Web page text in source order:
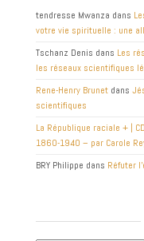
tendresse Mwanza dans
votre vie spirituelle : une
Tschanz Denis dans Les
les réseaux scientifiques
Rene-Henry Brunet dans
scientifiques
La République raciale + |
1860-1940 – par Carole
BRY Philippe dans Réfuter